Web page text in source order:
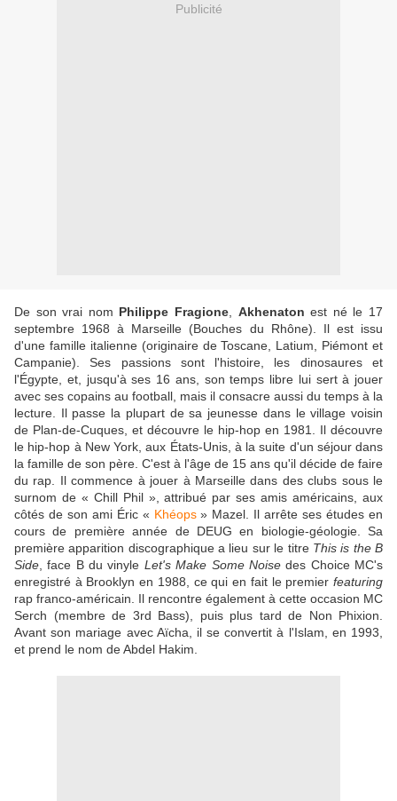
Publicité
De son vrai nom Philippe Fragione Akhenaton est né le 17
septembre 1968 à Marseille (Bouches du Rhône). Il est issu
d'une famille italienne (originaire de Toscane, Latium, Piémont et
Campanie). Ses passions sont l'histoire, les dinosaures et
l'Égypte, et, jusqu'à ses 16 ans, son temps libre lui sert à jouer
avec ses copains au football, mais il consacre aussi du temps à la
lecture. Il passe la plupart de sa jeunesse dans le village voisin
de Plan-de-Cuques, et découvre le hip-hop en 1981. Il découvre
le hip-hop à New York, aux États-Unis, à la suite d'un séjour dans
la famille de son père. C'est à l'âge de 15 ans qu'il décide de faire
du rap. Il commence à jouer à Marseille dans des clubs sous le
surnom de « Chill Phil », attribué par ses amis américains, aux
côtés de son ami Éric « Khéops» Mazel. Il arrête ses études en
cours de première année de DEUG en biologie-géologie. Sa
première apparition discographique a lieu sur le titre This is the B
Side , face B du vinyle Let's Make Some Noisedes Choice MC's
enregistré à Brooklyn en 1988, ce qui en fait le premier featuring
rap franco-américain. Il rencontre également à cette occasion MC
Serch (membre de 3rd Bass) , puis plus tard de Non Phixion.
Avant son mariage avec Aïcha, il se convertit à l'Islam, en 1993,
et prend le nom de Abdel Hakim.